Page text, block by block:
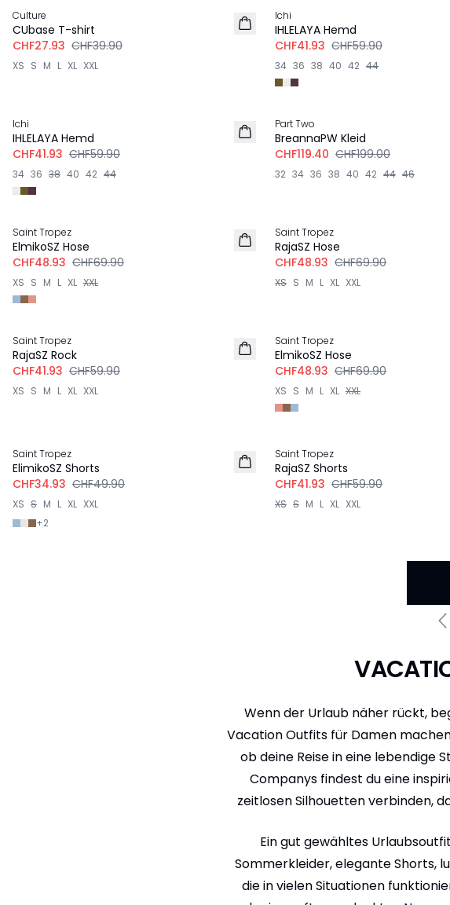
Culture
CUbase T-shirt
CHF27.93 CHF39.90
XS S M L XL XXL
Ichi
IHLELAYA Hemd
CHF41.93 CHF59.90
34 36 38 40 42 44
Ichi
IHLELAYA Hemd
CHF41.93 CHF59.90
34 36 38 40 42 44
Part Two
BreannaPW Kleid
CHF119.40 CHF199.00
32 34 36 38 40 42 44 46
Saint Tropez
ElmikoSZ Hose
CHF48.93 CHF69.90
XS S M L XL XXL
Saint Tropez
RajaSZ Hose
CHF48.93 CHF69.90
XS S M L XL XXL
Saint Tropez
RajaSZ Rock
CHF41.93 CHF59.90
XS S M L XL XXL
Saint Tropez
ElmikoSZ Hose
CHF48.93 CHF69.90
XS S M L XL XXL
Saint Tropez
ElimikoSZ Shorts
CHF34.93 CHF49.90
XS S M L XL XXL
+2
Saint Tropez
RajaSZ Shorts
CHF41.93 CHF59.90
XS S M L XL XXL
Wenn der Urlaub näher rückt,
Vacation Outfits für Damen
ob deine Reise in eine lebendige
Companys findest du eine
zeitlosen Silhouetten verbinden,
Ein gut gewähltes
Sommerkleider, elegante Shorts,
die in vielen Situationen